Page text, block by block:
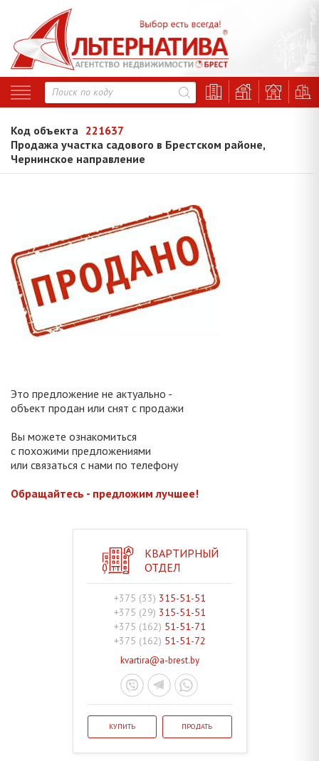
Код объекта 221637
Продажа участка садового в Брестском районе,
Чернинское направление
Это предложение не актуально -
объект продан или снят с продажи
Вы можете ознакомиться
с похожими предложениями
или связаться с нами по телефону
Обращайтесь - предложим лучшее!
КВАРТИРНЫЙ
ОТДЕЛ
+375 (33) 315-51-51
+375 (29) 315-51-51
+375 (162) 51-51-71
+375 (162) 51-51-72
kvartira@a-brest.by
КУПИТЬ ПРОДАТЬ